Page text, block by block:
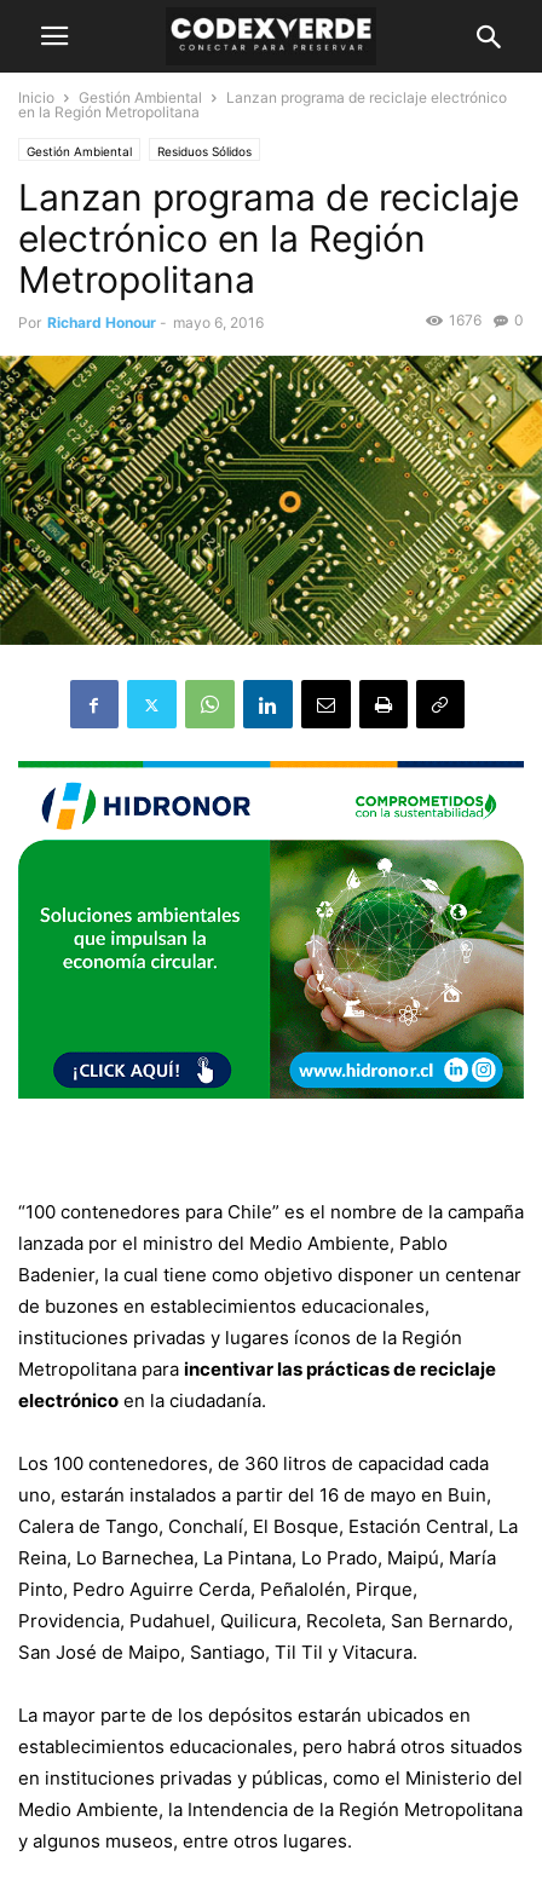
Inicio Gestión Ambiental
Lanzan programa de reciclaje electrónico
en la Región Metropolitana
Gestión Ambiental Residuos Sólidos
Lanzan programa de reciclaje
electrónico en la Región
Metropolitana
Por Richard Honour - mayo 6, 2016 0
1676
“100 contenedores para Chile” es el nombre de la campaña
lanzada por el ministro del Medio Ambiente, Pablo
Badenier, la cual tiene como objetivo disponer un centenar
de buzones en establecimientos educacionales,
instituciones privadas y lugares íconos de la Región
Metropolitana para incentivar las prácticas de reciclaje
electrónico en la ciudadanía.
Los 100 contenedores, de 360 litros de capacidad cada
uno, estarán instalados a partir del 16 de mayo en Buin,
Calera de Tango, Conchalí, El Bosque, Estación Central, La
Reina, Lo Barnechea, La Pintana, Lo Prado, Maipú, María
Pinto, Pedro Aguirre Cerda, Peñalolén, Pirque,
Providencia, Pudahuel, Quilicura, Recoleta, San Bernardo,
San José de Maipo, Santiago, Til Til y Vitacura.
La mayor parte de los depósitos estarán ubicados en
establecimientos educacionales, pero habrá otros situados
en instituciones privadas y públicas, como el Ministerio del
Medio Ambiente, la Intendencia de la Región Metropolitana
y algunos museos, entre otros lugares.